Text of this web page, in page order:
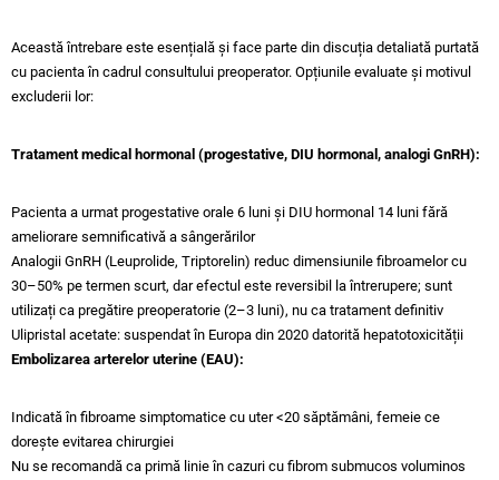
Această întrebare este esențială și face parte din discuția detaliată purtată
cu pacienta în cadrul consultului preoperator. Opțiunile evaluate și motivul
excluderii lor:
Tratament medical hormonal (progestative, DIU hormonal, analogi GnRH):
Pacienta a urmat progestative orale 6 luni și DIU hormonal 14 luni fără
ameliorare semnificativă a sângerărilor
Analogii GnRH (Leuprolide, Triptorelin) reduc dimensiunile fibroamelor cu
30–50% pe termen scurt, dar efectul este reversibil la întrerupere; sunt
utilizați ca pregătire preoperatorie (2–3 luni), nu ca tratament definitiv
Ulipristal acetate: suspendat în Europa din 2020 datorită hepatotoxicității
Embolizarea arterelor uterine (EAU):
Indicată în fibroame simptomatice cu uter <20 săptămâni, femeie ce
dorește evitarea chirurgiei
Nu se recomandă ca primă linie în cazuri cu fibrom submucos voluminos